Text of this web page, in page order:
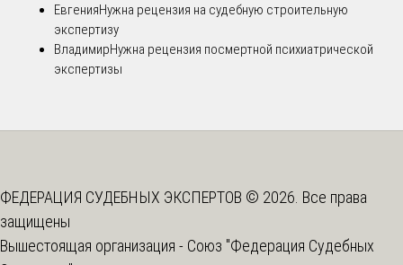
ЕвгенияНужна рецензия на судебную строительную
экспертизу
ВладимирНужна рецензия посмертной психиатрической
экспертизы
ФЕДЕРАЦИЯ СУДЕБНЫХ ЭКСПЕРТОВ © 2026. Все права
защищены
Вышестоящая организация - Союз "Федерация Судебных